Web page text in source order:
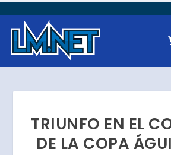
TRIUNFO EN EL
DE LA COPA